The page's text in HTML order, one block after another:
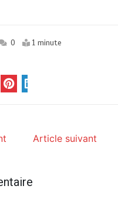
0
1 minute
Article suivant